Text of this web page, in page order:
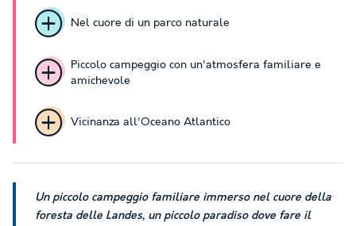
Nel cuore di un parco naturale
Piccolo campeggio con un'atmosfera familiare e
amichevole
Vicinanza all'Oceano Atlantico
Un piccolo campeggio familiare immerso nel cuore della
foresta delle Landes, un piccolo paradiso dove fare il